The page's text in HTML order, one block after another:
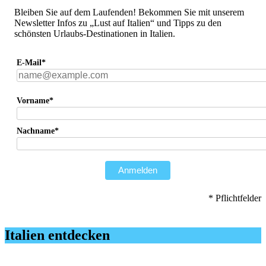
Bleiben Sie auf dem Laufenden! Bekommen Sie mit unserem
Newsletter Infos zu „Lust auf Italien“ und Tipps zu den
schönsten Urlaubs-Destinationen in Italien.
E-Mail*
Vorname*
Nachname*
Anmelden
* Pflichtfelder
Italien entdecken